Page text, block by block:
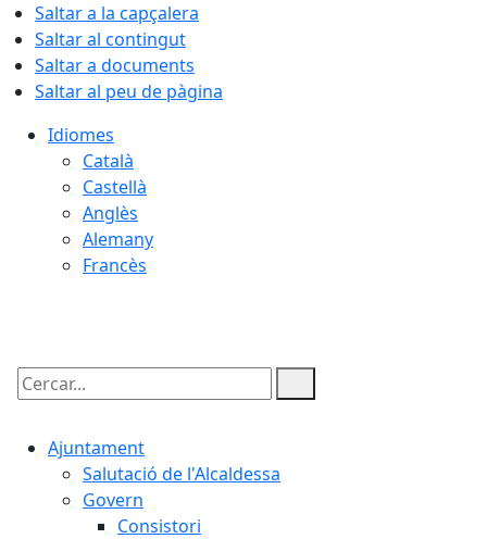
Saltar a la capçalera
Saltar al contingut
Saltar a documents
Saltar al peu de pàgina
Idiomes
Català
Castellà
Anglès
Alemany
Francès
Cercar:
Ajuntament
Salutació de l'Alcaldessa
Govern
Consistori